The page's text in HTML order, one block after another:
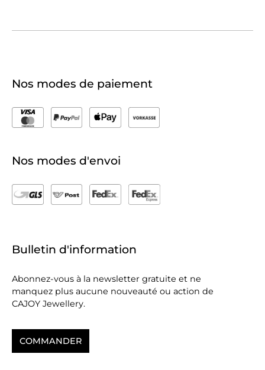
Nos modes de paiement
Nos modes d'envoi
Bulletin d'information
Abonnez-vous à la newsletter gratuite et ne
manquez plus aucune nouveauté ou action de
CAJOY Jewellery.
COMMANDER